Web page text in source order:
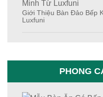
Giới Thiệu Bàn Đảo Bếp
Luxfuni
PHONG